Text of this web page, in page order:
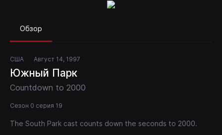
Обзор
США Август 14, 1997
Южный Парк
Countdown to 2000
Сезон 0 серия 19
The South Park cast counts down the seconds to 2000.